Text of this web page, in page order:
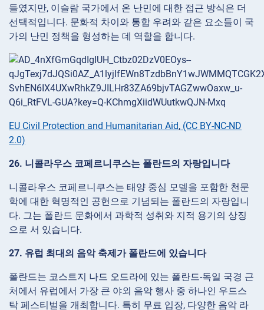
들였지만, 이슬람 국가에서 온 난민에 대한 접근 방식은 더
선택적입니다. 문화적 차이와 통합 우려와 같은 요소들이 국
가의 난민 정책을 형성하는 데 역할을 합니다.
EU Civil Protection and Humanitarian Aid, (CC BY-NC-ND
2.0)
26. 니콜라우스 코페르니쿠스는 폴란드의 자랑입니다
니콜라우스 코페르니쿠스는 태양 중심 모델을 포함한 천문
학에 대한 혁명적인 공헌으로 기념되는 폴란드의 자랑입니
다. 그는 폴란드 문화에서 과학적 성취와 지적 용기의 상징
으로 서 있습니다.
27. 유럽 최대의 음악 축제가 폴란드에 있습니다
폴란드는 코스트지 나드 오드라에 있는 폴란드-독일 국경 근
처에서 유럽에서 가장 큰 야외 음악 행사 중 하나인 우드스
탁 페스티벌을 개최합니다. 특히 무료 입장, 다양한 음악 라